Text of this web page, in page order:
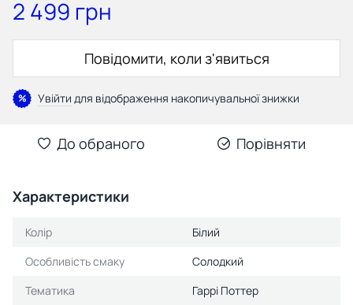
2 499 грн
Повідомити, коли з'явиться
% Увійти для відображення накопичувальної знижки
До обраного Порівняти
Характеристики
Колір
Білий
Особливість смаку
Солодкий
Тематика
Гаррі Поттер